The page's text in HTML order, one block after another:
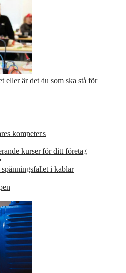
eller är det du som ska stå för
kompetens
kurser för ditt företag
i kablar